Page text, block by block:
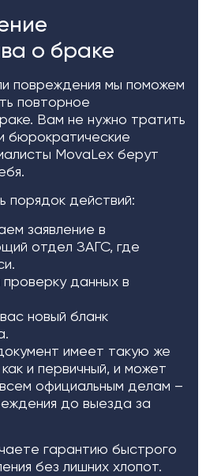
о браке
повреждения мы поможем
повторное
Вам не нужно тратить
бюрократические
MovaLex берут
порядок действий:
заявление в
отдел ЗАГС, где
данных в
новый бланк
имеет такую же
и первичный, и может
официальным делам –
до выезда за
гарантию быстрого
без лишних хлопот.